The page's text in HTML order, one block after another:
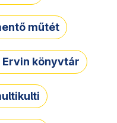
műtét
Ervin könyvtár